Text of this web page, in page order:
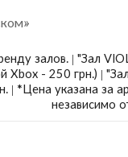
залов. | "Зал
Xbox - 250 грн.) |
| *Цена указана за
независимо